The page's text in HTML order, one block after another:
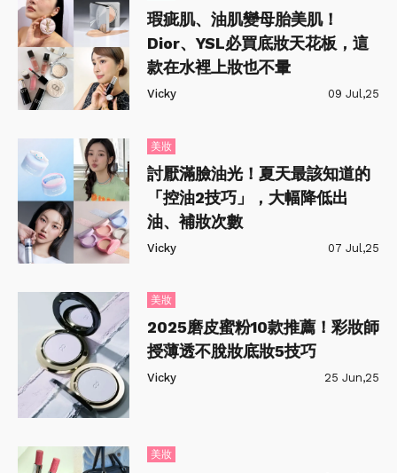
瑕疵肌、油肌變母胎美肌！
Dior、YSL必買底妝天花板，這
款在水裡上妝也不暈
Vicky 09 Jul,25
美妝
討厭滿臉油光！夏天最該知道的
「控油2技巧」，大幅降低出
油、補妝次數
Vicky 07 Jul,25
美妝
2025磨皮蜜粉10款推薦！彩妝師
授薄透不脫妝底妝5技巧
Vicky 25 Jun,25
美妝